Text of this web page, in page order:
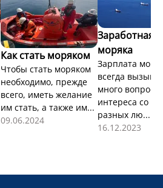
Как стать моряком
Чтобы стать моряком
необходимо, прежде
всего, иметь желание
им стать, а также им...
09.06.2024
Заработная
моряка
Зарплата
всегда
много
интереса со
разных лю...
16.12.2023